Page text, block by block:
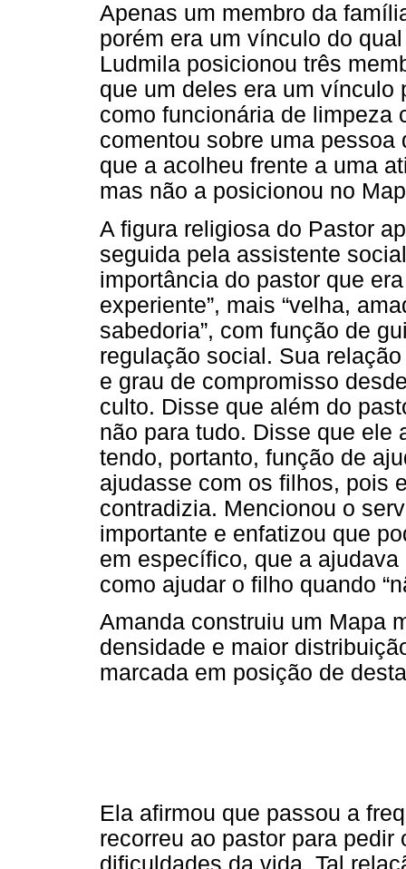
Apenas um membro da
porém era um vínculo do
Ludmila posicionou três
que um deles era um vínculo
como funcionária de limpeza
comentou sobre uma
que a acolheu frente a uma
mas não a posicionou no
A figura religiosa do Pastor
seguida pela assistente
importância do pastor que
experiente”, mais “velha,
sabedoria”, com função de
regulação social. Sua
e grau de compromisso
culto. Disse que além do
não para tudo. Disse que ele
tendo, portanto, função de
ajudasse com os filhos, pois
contradizia. Mencionou o
importante e enfatizou que
em específico, que a
como ajudar o filho quando
Amanda construiu um Mapa
densidade e maior
marcada em posição de
Ela afirmou que passou a
recorreu ao pastor para
dificuldades da vida. Tal